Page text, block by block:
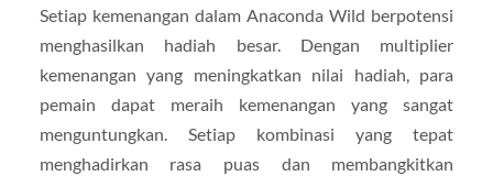
Setiap kemenangan dalam Anaconda Wild berpotensi
menghasilkan hadiah besar. Dengan multiplier
kemenangan yang meningkatkan nilai hadiah, para
pemain dapat meraih kemenangan yang sangat
menguntungkan. Setiap kombinasi yang tepat
menghadirkan rasa puas dan membangkitkan